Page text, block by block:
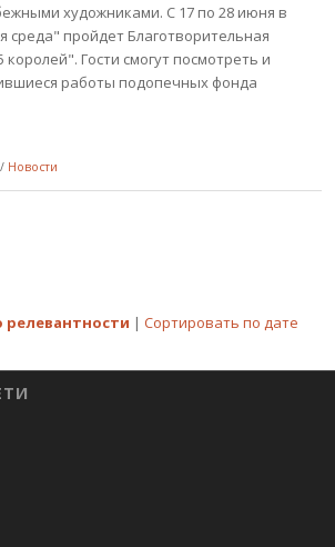
художниками. С 17 по 28 июня в
среда" пройдет Благотворительная
Гости смогут посмотреть и
работы подопечных фонда
/ Новости
| Сортировать по дате